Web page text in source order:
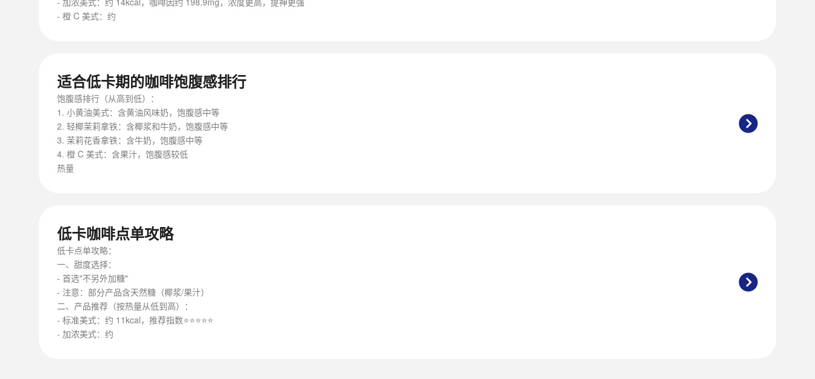
- 橙 C 美式：约
适合低卡期的咖啡饱腹感排行
饱腹感排行（从高到低）：
1. 小黄油美式：含黄油风味奶，饱腹感中等
2. 轻椰茉莉拿铁：含椰浆和牛奶，饱腹感中等
3. 茉莉花香拿铁：含牛奶，饱腹感中等
4. 橙 C 美式：含果汁，饱腹感较低
热量
低卡咖啡点单攻略
低卡点单攻略：
一、甜度选择：
- 首选"不另外加糖"
- 注意：部分产品含天然糖（椰浆/果汁）
二、产品推荐（按热量从低到高）：
- 标准美式：约 11kcal，推荐指数⭐⭐⭐⭐⭐
- 加浓美式：约